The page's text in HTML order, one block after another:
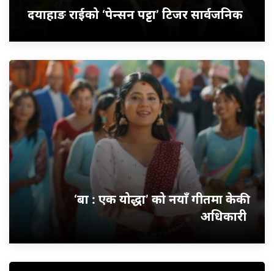
दयाहाङ राईको ‘पेन्सन पट्टा’ टिजर सार्वजनिक
‘बा : एक योद्धा’ को नयाँ गीतमा केकी
अधिकारी